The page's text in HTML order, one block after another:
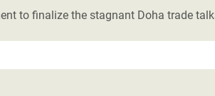
to finalize the stagnant Doha trade